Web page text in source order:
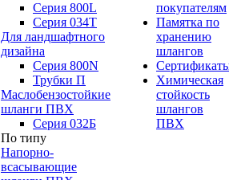
Серия 800L
Серия 034T
Для ландшафтного
дизайна
Серия 800N
Трубки П
Маслобензостойкие
шланги ПВХ
Серия 032Б
По типу
Напорно-
всасывающие
покупателям
Памятка по
хранению
шлангов
Химическая
стойкость
шлангов
ПВХ